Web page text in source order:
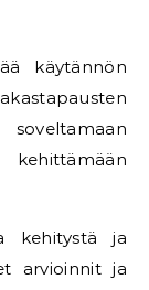
käytännön
kehitystä ja
arvioinnit ja